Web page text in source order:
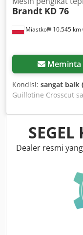
Miastko 10.545 km
Brandt KD 76
Meminta
Kondisi: sangat baik
Guillotine Crosscut
depending on
Polishing machine
SEGEL
Dealer resmi